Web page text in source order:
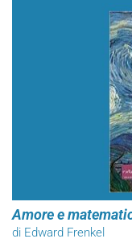
Amore e
di Edward Frenkel